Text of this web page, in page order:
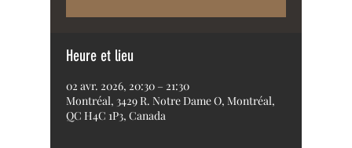
Heure et lieu
02 avr. 2026, 20:30 – 21:30
Montréal, 3429 R. Notre Dame O, Montréal,
QC H4C 1P3, Canada